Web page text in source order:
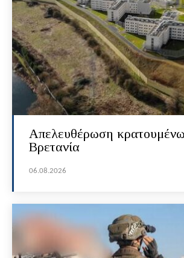
Απελευθέρωση
Βρετανία
06.08.2026